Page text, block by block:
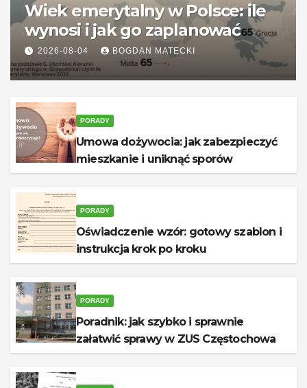
Wiek emerytalny w Polsce: ile
wynosi i jak go zaplanować
2026-08-04 BOGDAN MATECKI
PORADY
Umowa dożywocia: jak zabezpieczyć
mieszkanie i uniknąć sporów
PORADY
Oświadczenie wzór: gotowy szablon i
instrukcja krok po kroku
PORADY
Poradnik: jak szybko i sprawnie
załatwić sprawy w ZUS Częstochowa